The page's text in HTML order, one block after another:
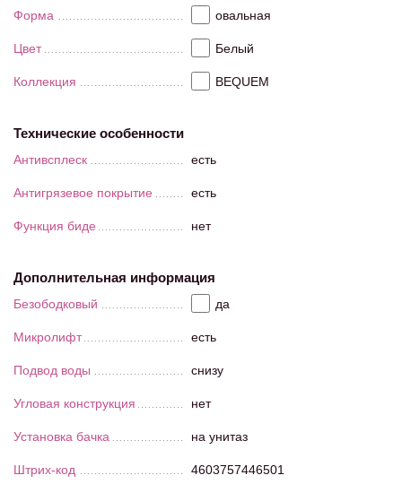
Форма овальная
Цвет Белый
Коллекция BEQUEM
Технические особенности
Антивсплеск есть
Антигрязевое покрытие есть
Функция биде нет
Дополнительная информация
Безободковый да
Микролифт есть
Подвод воды снизу
Угловая конструкция нет
Установка бачка на унитаз
Штрих-код 4603757446501